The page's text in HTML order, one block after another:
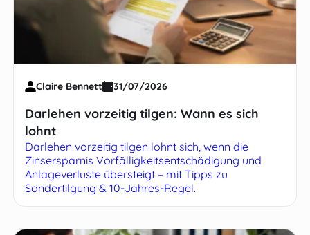
Claire Bennett 31/07/2026
Darlehen vorzeitig tilgen: Wann es sich
lohnt
Darlehen vorzeitig tilgen lohnt sich, wenn die
Zinsersparnis Vorfälligkeitsentschädigung und
Anlageverluste übersteigt – mit Tipps zu
Sondertilgung & 10-Jahres-Regel.